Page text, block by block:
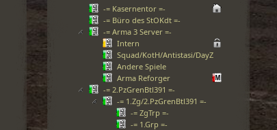
-= Kasernentor =-
-= Büro des StOKdt =-
-= Arma 3 Server =-
Intern
Squad/KotH/Antistasi/DayZ
Andere Spiele
Arma Reforger
-= 2.PzGrenBtl391 =-
-= 1.Zg/2.PzGrenBtl391 =-
-= ZgTrp =-
-= 1.Grp =-